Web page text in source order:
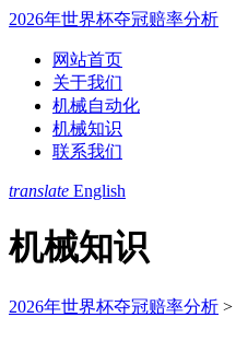
2026年世界杯夺冠赔率分析
网站首页
关于我们
机械自动化
机械知识
联系我们
translate English
机械知识
2026年世界杯夺冠赔率分析 >